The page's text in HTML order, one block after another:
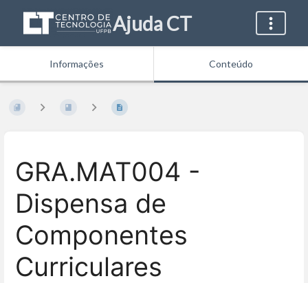
Ajuda CT
Informações Conteúdo
GRA.MAT004 -
Dispensa de
Componentes
Curriculares